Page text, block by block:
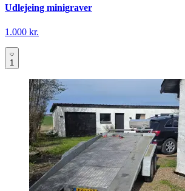
Udlejeing minigraver
1.000 kr.
1